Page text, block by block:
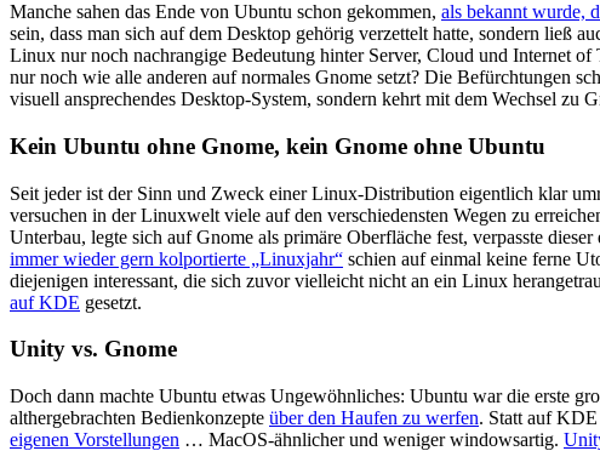
Manche sahen das Ende von Ubuntu schon gekommen, als bekannt wurde,
sein, dass man sich auf dem Desktop gehörig verzettelt hatte, sondern ließ
Linux nur noch nachrangige Bedeutung hinter Server, Cloud und Internet
nur noch wie alle anderen auf normales Gnome setzt? Die Befürchtungen
visuell ansprechendes Desktop-System, sondern kehrt mit dem Wechsel zu
Kein Ubuntu ohne Gnome, kein Gnome ohne Ubuntu
Seit jeder ist der Sinn und Zweck einer Linux-Distribution eigentlich klar
versuchen in der Linuxwelt viele auf den verschiedensten Wegen zu
Unterbau, legte sich auf Gnome als primäre Oberfläche fest, verpasste
immer wieder gern kolportierte „Linuxjahr“ schien auf einmal keine ferne
diejenigen interessant, die sich zuvor vielleicht nicht an ein Linux
aufKDE gesetzt.
Unity vs. Gnome
Doch dann machte Ubuntu etwas Ungewöhnliches: Ubuntu war die erste
althergebrachten Bedienkonzepte über den Haufen zu werfen. Statt aufKDE
eigenen Vorstellungen … MacOS-ähnlicher und weniger windowsartig.